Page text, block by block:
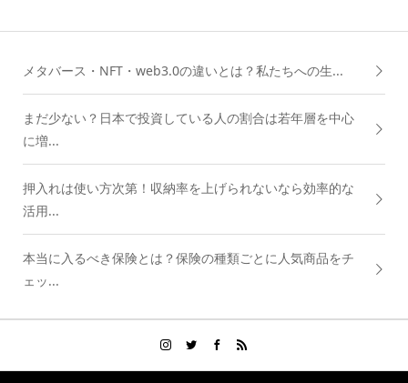
メタバース・NFT・web3.0の違いとは？私たちへの生...
まだ少ない？日本で投資している人の割合は若年層を中心
に増...
押入れは使い方次第！収納率を上げられないなら効率的な
活用...
本当に入るべき保険とは？保険の種類ごとに人気商品をチ
ェッ...